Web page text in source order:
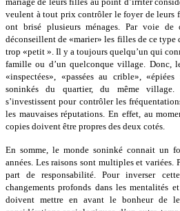
veulent à tout prix contrôler le foyer de leurs
ont brisé plusieurs ménages. Par voie de
déconseillent de «marier» les filles de ce type
trop «petit ». Il y a toujours quelqu’un qui
famille ou d’un quelconque village. Donc,
«inspectées», «passées au crible»,
soninkés du quartier, du même
s’investissent pour contrôler les
les mauvaises réputations. En effet, au
copies doivent être propres des deux cotés.
En somme, le monde soninké connait un
années. Les raisons sont multiples et variées.
part de responsabilité. Pour inverser
changements profonds dans les mentalités
doivent mettre en avant le bonheur de